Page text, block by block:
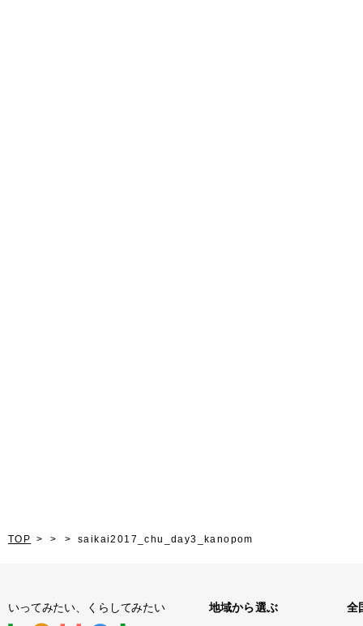
TOP saikai2017_chu_day3_kanopom
いってみたい、くらしてみたい 地域から選ぶ 全